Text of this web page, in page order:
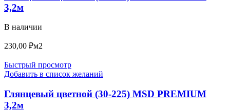
3,2м
В наличии
230,00 ₽м2
Быстрый просмотр
Добавить в список желаний
Глянцевый цветной (30-225) MSD PREMIUM
3,2м